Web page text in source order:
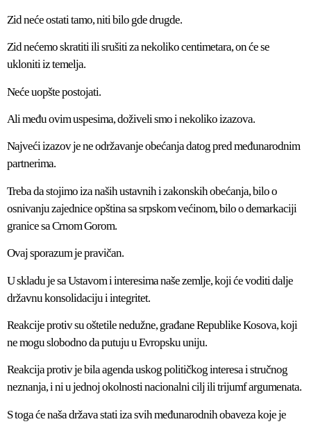
Zid neće ostati tamo, niti bilo gde drugde.
Zid nećemo skratiti ili srušiti za nekoliko centimetara, on će se
ukloniti iz temelja.
Neće uopšte postojati.
Ali među ovim uspesima, doživeli smo i nekoliko izazova.
Najveći izazov je ne održavanje obećanja datog pred međunarodnim
partnerima.
Treba da stojimo iza naših ustavnih i zakonskih obećanja, bilo o
osnivanju zajednice opština sa srpskom većinom, bilo o demarkaciji
granice sa Crnom Gorom.
Ovaj sporazum je pravičan.
U skladu je sa Ustavom i interesima naše zemlje, koji će voditi dalje
državnu konsolidaciju i integritet.
Reakcije protiv su oštetile nedužne, građane Republike Kosova, koji
ne mogu slobodno da putuju u Evropsku uniju.
Reakcija protiv je bila agenda uskog političkog interesa i stručnog
neznanja, i ni u jednoj okolnosti nacionalni cilj ili trijumf argumenata.
S toga će naša država stati iza svih međunarodnih obaveza koje je